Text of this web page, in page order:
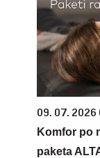
09. 07. 2026
Komfor po
paketa